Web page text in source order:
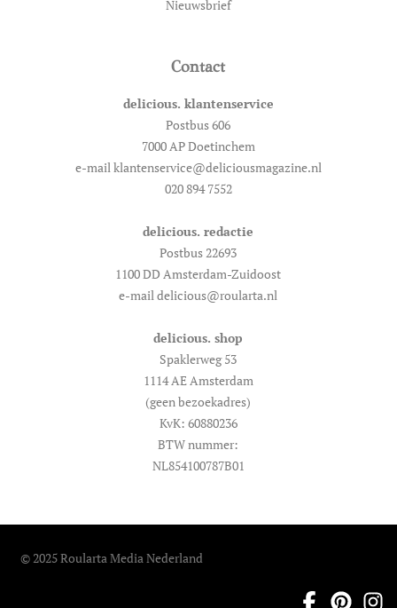
Nieuwsbrief
Contact
delicious. klantenservice
Postbus 606
7000 AP Doetinchem
e-mail klantenservice@deliciousmagazine.nl
020 894 7552
delicious. redactie
Postbus 22693
1100 DD Amsterdam-Zuidoost
e-mail delicious@roularta.nl
delicious. shop
Spaklerweg 53
1114 AE Amsterdam
(geen bezoekadres)
KvK: 60880236
BTW nummer:
NL854100787B01
© 2025 Roularta Media Nederland